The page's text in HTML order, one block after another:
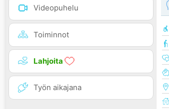
Videopuhelu
Toiminnot
Lahjoita
Työn aikajana